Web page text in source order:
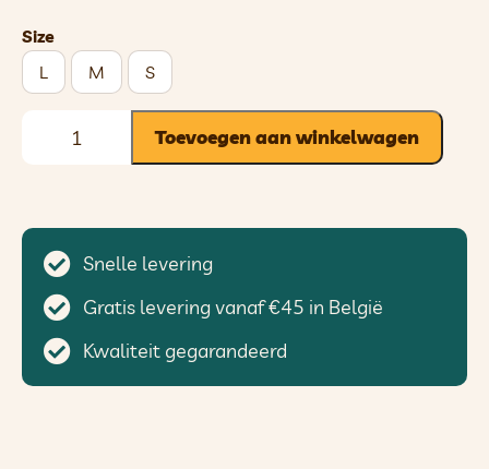
Size
L
M S
Toevoegen aan winkelwagen
Snelle levering
Gratis levering vanaf €45 in België
Kwaliteit gegarandeerd